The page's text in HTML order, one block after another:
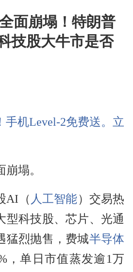
面崩塌！特朗普
技股大牛市是否
手机Level-2免费送。立
塌。
AI（ 人工智能）交易热
型科技股、芯片、光通
猛烈抛售，费城半导体
，单日市值蒸发逾1万